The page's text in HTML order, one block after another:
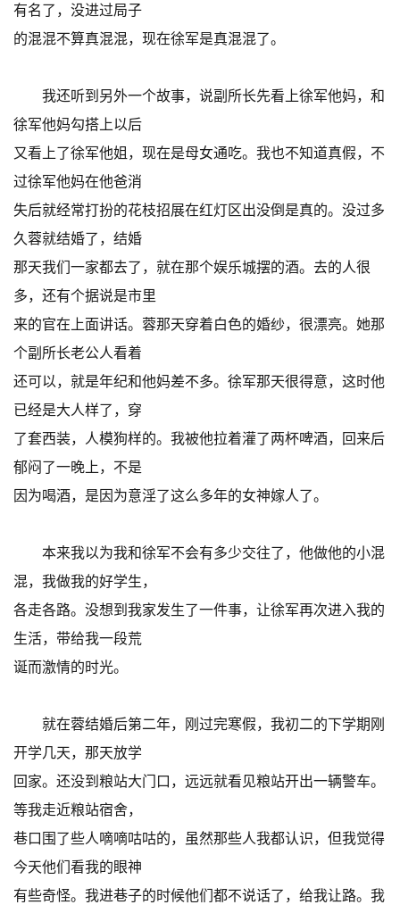
有名了，没进过局子
的混混不算真混混，现在徐军是真混混了。
我还听到另外一个故事，说副所长先看上徐军他妈，和
徐军他妈勾搭上以后
又看上了徐军他姐，现在是母女通吃。我也不知道真假，不
过徐军他妈在他爸消
失后就经常打扮的花枝招展在红灯区出没倒是真的。没过多
久蓉就结婚了，结婚
那天我们一家都去了，就在那个娱乐城摆的酒。去的人很
多，还有个据说是市里
来的官在上面讲话。蓉那天穿着白色的婚纱，很漂亮。她那
个副所长老公人看着
还可以，就是年纪和他妈差不多。徐军那天很得意，这时他
已经是大人样了，穿
了套西装，人模狗样的。我被他拉着灌了两杯啤酒，回来后
郁闷了一晚上，不是
因为喝酒，是因为意淫了这么多年的女神嫁人了。
本来我以为我和徐军不会有多少交往了，他做他的小混
混，我做我的好学生，
各走各路。没想到我家发生了一件事，让徐军再次进入我的
生活，带给我一段荒
诞而激情的时光。
就在蓉结婚后第二年，刚过完寒假，我初二的下学期刚
开学几天，那天放学
回家。还没到粮站大门口，远远就看见粮站开出一辆警车。
等我走近粮站宿舍，
巷口围了些人嘀嘀咕咕的，虽然那些人我都认识，但我觉得
今天他们看我的眼神
有些奇怪。我进巷子的时候他们都不说话了，给我让路。我